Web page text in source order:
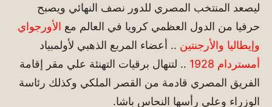
ليصعد المنتخب المصري للدور نصف النهائي ويصبح
حرفيا من الدول العظمي كرويا في العالم مع الأورجواي
وإيطاليا والأرجنتين .. أعضاء المربع الذهبي لأولمبياد
أمستردام 1928
.. لتنهال برقيات التهنئة علي مقر إقامة
الفريق المصري قادمة من القصر الملكي وكذلك رئاسة
الوزراء وعلي رأسها النحاس باشا.